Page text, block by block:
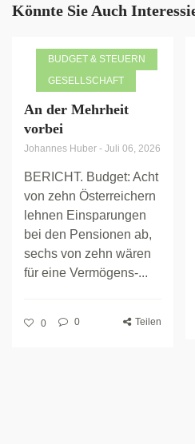
Könnte Sie Auch
BUDGET & STEUERN
GESELLSCHAFT
An der Mehrheit
vorbei
Johannes Huber - Juli 06, 2026
BERICHT. Budget: Acht
von zehn Österreichern
lehnen Einsparungen
bei den Pensionen ab,
sechs von zehn wären
für eine Vermögens-...
0 0 Teilen